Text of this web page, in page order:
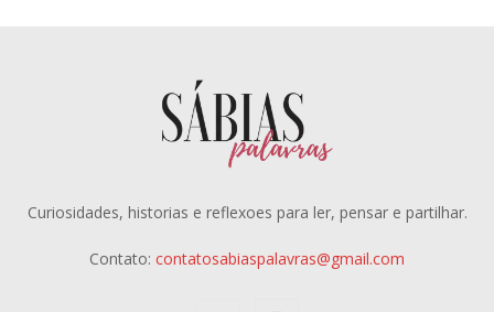
Curiosidades, historias e reflexoes para ler, pensar e partilhar.
Contato: contatosabiaspalavras@gmail.com